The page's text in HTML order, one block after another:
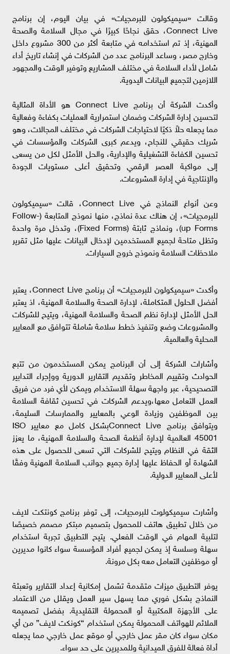
وقالت «سيميكولون للبرمجيات» في بيان اليوم، إن برنامج
Connect Live، حقق نجاحًا كبيرًا في مجال السلامة والصحة
المهنية، إذ تم استخدامه في متابعة أكثر من 300 مشروع داخل
وخارج مصر، وساعد البرنامج عدد من الشركات في إنشاء تاريخ أداء
شامل لأداء السلامة في مختلف المشاريع وتوفير الوقت والمجهود
اللازمين لتجميع البيانات اليدوية.
وأكدت الشركة أن برنامج Connect Live هو الأداة المثالية
لتحسين إدارة الشركات وضمان استمرارية العمليات بكفاءة وفعالية
مما يجعله حلاً ذكيًا لاحتياجات الشركات في مختلف المجالات، وهو
شريك حقيقي للنجاح، ويدعم كبرى الشركات والمؤسسات في
تحسين الكفاءة التشغيلية والإدارية، والحل الأمثل لكل من يسعى
إلى مواكبة العصر الرقمي وتحقيق أعلى مستويات الجودة
والإنتاجية في إدارة المشروعات.
وعن أنواع النماذج في Connect Live، قالت «سيميكولون
للبرمجيات»، إن هناك عدة نماذج، منها نموذج المتابعة (Follow-
up Forms)، ونماذج ثابتة (Fixed Forms)، وتدخل مرة واحدة
وتظل متاحة لجميع المستخدمين لإدخال البيانات عليها مثل تقرير
ملاحظات السلامة ونموذج خروج السيارات.
وأكدت «سيميكولون للبرمجيات» أن برنامج Connect Live، يعتبر
أفضل الحلول المتكاملة، لإدارة الصحة والسلامة المهنية، اذ يعتبر
الحل الأمثل لإدارة نظم الصحة والسلامة المهنية، ويتيح للشركات
والمشروعات وضع وتنفيذ خطط سلامة شاملة تتوافق مع المعايير
المحلية والعالمية.
وأشارات الشركة إلى أن البرنامج يمكن المستخدمون من تتبع
الحوادث وتقييم المخاطر وتقديم التقارير الدورية ووإجراء التدابير
التصحيحية، عبر واجهة سهلة الاستخدام ويمكن لأي فرد من فريق
العمل التعامل معها،ويدعم الشركات في تحسين ثقافة السلامة
بين الموظفين وزيادة الوعي بالمعايير والممارسات السليمة،
ويتوافق برنامج Connect Liveبشكل كامل مع معايير ISO
45001 العالمية لإدارة أنظمة الصحة والسلامة المهنية، ما يعزز
الثقة في النظام ويتيح للشركات التي تسعى للحصول على هذه
الشهادة أو الحفاظ عليها إدارة جميع جوانب السلامة المهنية وفقًا
لأعلى المعايير الدولية.
وأشارت سيميكولوت للبرمجيات، إلى توفر برنامج كونتكت لايف
من خلال تطبيق هاتف للمحمول بتصميم مبتكر مصمم خصيصًا
لتلبية المهام في الوقت الفعلي. يتيح التطبيق تجربة استخدام
سهلة وسلسة إذ يمكن لجميع أفراد المؤسسة سواء كانوا مديرين
أو موظفين التعامل معه بكل مرونة.
يوفر التطبيق ميزات متقدمة تشمل إمكانية إعداد التقارير وتعبئة
النماذج بشكل فوري مما يسهل سير العمل ويقلل من الاعتماد
على الأجهزة المكتبية أو المحمولة التقليدية. بفضل تصميمه
الملائم للهواتف المحمولة يمكن استخدام “كونكت لايف” من أي
مكان سواء كان مقر عمل خارجي أو موقع عمل خارجي مما يجعله
أداة فعالة للفرق الميدانية وللمديرين على حد سواء.